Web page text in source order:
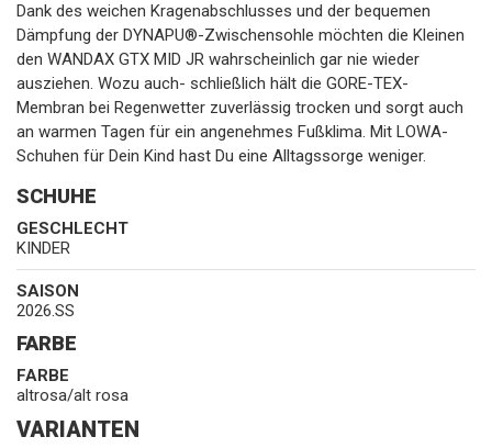
Dank des weichen Kragenabschlusses und der bequemen
Dämpfung der DYNAPU®-Zwischensohle möchten die Kleinen
den WANDAX GTX MID JR wahrscheinlich gar nie wieder
ausziehen. Wozu auch- schließlich hält die GORE-TEX-
Membran bei Regenwetter zuverlässig trocken und sorgt auch
an warmen Tagen für ein angenehmes Fußklima. Mit LOWA-
Schuhen für Dein Kind hast Du eine Alltagssorge weniger.
SCHUHE
GESCHLECHT
KINDER
SAISON
2026.SS
FARBE
FARBE
altrosa/alt rosa
VARIANTEN